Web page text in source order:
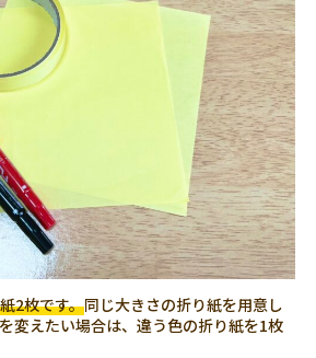
2枚です。同じ大きさの折り紙を用意し
変えたい場合は、違う色の折り紙を1枚